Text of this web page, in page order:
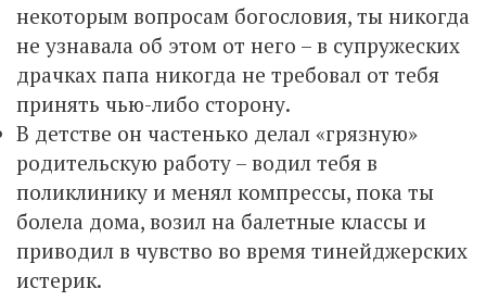
некоторым вопросам богословия, ты никогда
не узнавала об этом от него – в супружеских
драчках папа никогда не требовал от тебя
принять чью-либо сторону.
В детстве он частенько делал «грязную»
родительскую работу – водил тебя в
поликлинику и менял компрессы, пока ты
болела дома, возил на балетные классы и
приводил в чувство во время тинейджерских
истерик.